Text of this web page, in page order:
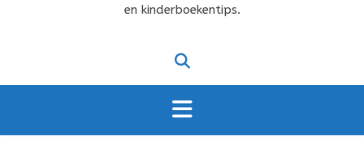
en kinderboekentips.